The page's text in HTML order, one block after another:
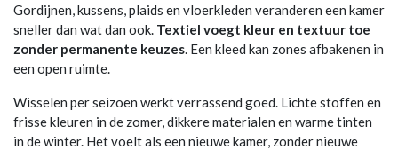
Gordijnen, kussens, plaids en vloerkleden veranderen een kamer
sneller dan wat dan ook. Textiel voegt kleur en textuur toe
zonder permanente keuzes. Een kleed kan zones afbakenen in
een open ruimte.
Wisselen per seizoen werkt verrassend goed. Lichte stoffen en
frisse kleuren in de zomer, dikkere materialen en warme tinten
in de winter. Het voelt als een nieuwe kamer, zonder nieuwe